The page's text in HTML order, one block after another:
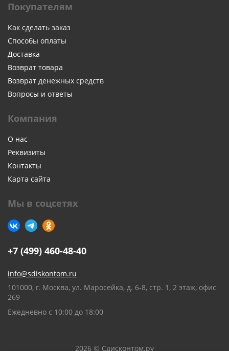
Покупателям
Как сделать заказ
Способы оплаты
Доставка
Возврат товара
Возврат денежных средств
Вопросы и ответы
Компания
О нас
Реквизиты
Контакты
Карта сайта
Мы в соцсетях
+7 (499) 460-48-40
info@sdiskontom.ru
101000, г. Москва, ул. Маросейка, д. 6-8, стр. 1, 2 этаж, офис
269
Ежедневно с 10:00 до 18:00
2026 © Сдисконтом.ру